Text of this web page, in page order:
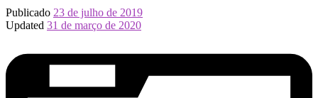
Publicado 23 de julho de 2019
Updated 31 de março de 2020